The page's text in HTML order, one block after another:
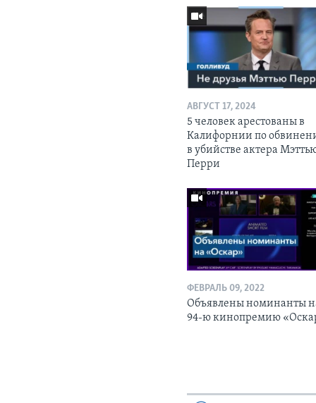
АВГУСТ 17, 2024
5 человек арестованы в
Калифорнии по
в убийстве актера
Перри
ФЕВРАЛЬ 09, 2022
Объявлены номинанты
94-ю кинопремию